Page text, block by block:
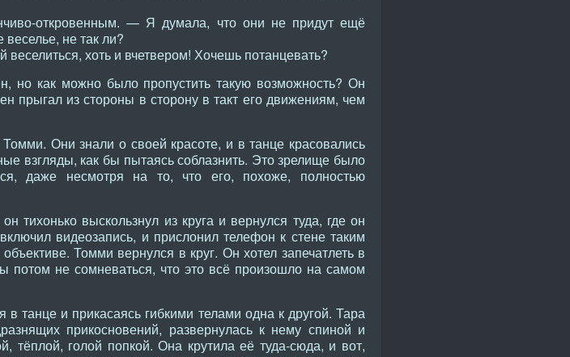
откровенным. — Я думала, что они не придут ещё
не так ли?
хоть и вчетвером! Хочешь потанцевать?
но как можно было пропустить такую возможность? Он
прыгал из стороны в сторону в такт его движениям, чем
Они знали о своей красоте, и в танце красовались
взгляды, как бы пытаясь соблазнить. Это зрелище было
даже несмотря на то, что его, похоже, полностью
тихонько выскользнул из круга и вернулся туда, где он
видеозапись, и прислонил телефон к стене таким
Томми вернулся в круг. Он хотел запечатлеть в
потом не сомневаться, что это всё произошло на самом
танце и прикасаясь гибкими телами одна к другой. Тара
прикосновений, развернулась к нему спиной и
тёплой, голой попкой. Она крутила её туда-сюда, и вот,